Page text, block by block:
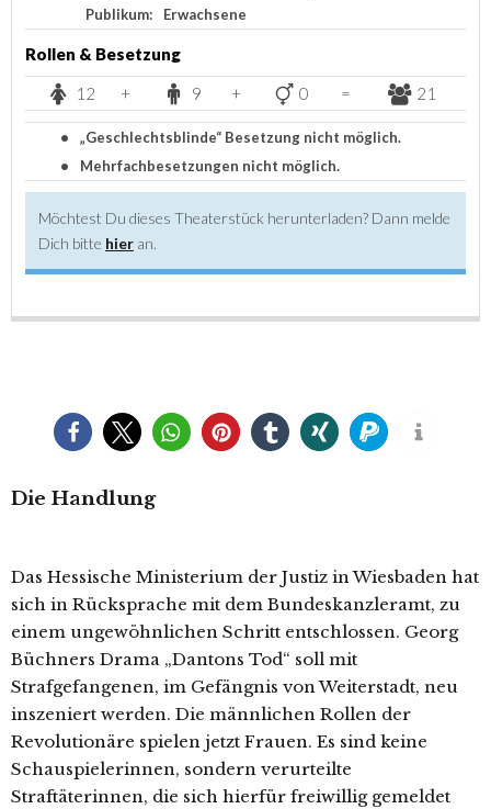
Publikum:
Erwachsene
Rollen & Besetzung
12
+ 9 + 0 = 21
•
„Geschlechtsblinde“ Besetzung nicht möglich.
•
Mehrfachbesetzungen nicht möglich.
Möchtest Du dieses Theaterstück herunterladen? Dann melde
Dich bitte hier an.
0 0
Die Handlung
Das Hessische Ministerium der Justiz in Wiesbaden hat
sich in Rücksprache mit dem Bundeskanzleramt, zu
einem ungewöhnlichen Schritt entschlossen. Georg
Büchners Drama „Dantons Tod“ soll mit
Strafgefangenen, im Gefängnis von Weiterstadt, neu
inszeniert werden. Die männlichen Rollen der
Revolutionäre spielen jetzt Frauen. Es sind keine
Schauspielerinnen, sondern verurteilte
Straftäterinnen, die sich hierfür freiwillig gemeldet